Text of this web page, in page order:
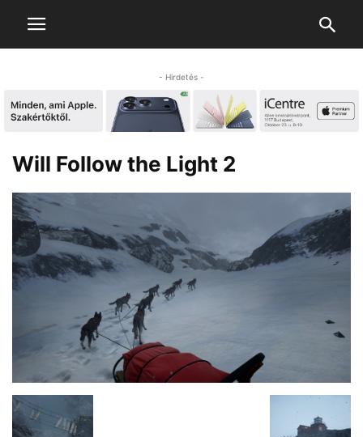
- Hirdetés -
Will Follow the Light 2